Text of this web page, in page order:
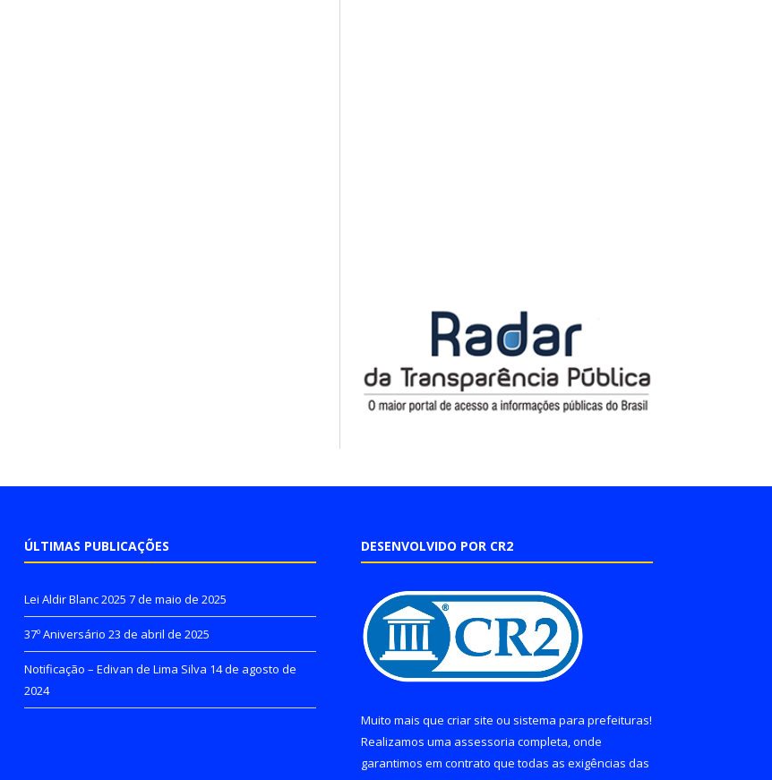
ÚLTIMAS PUBLICAÇÕES
Lei Aldir Blanc 2025 7 de maio de 2025
37º Aniversário 23 de abril de 2025
Notificação – Edivan de Lima Silva 14 de agosto de
2024
DESENVOLVIDO POR CR2
Muito mais que criar site ou sistema para prefeituras!
Realizamos uma assessoria completa, onde
garantimos em contrato que todas as exigências das